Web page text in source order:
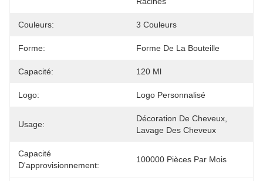
Couleurs: 3 Couleurs
Forme: Forme De La Bouteille
Capacité: 120 Ml
Logo: Logo Personnalisé
Usage:
Décoration De Cheveux,
Lavage Des Cheveux
Capacité
D'approvisionnement:
100000 Pièces Par Mois